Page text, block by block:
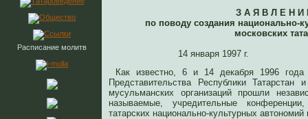
Расписание молитв
З А Я В Л Е Н И
по поводу создания национально-
московских
14 января 1997 г.
Как известно, 6 и 14 декабря 1996
Представительства Республики
мусульманских организаций прошли
называемые, учредительные
татарских национально-культурных